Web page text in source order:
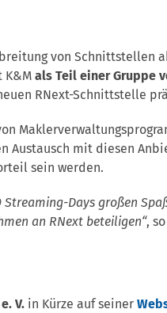
von
K&M als Teil einer Gruppe
RNext-Schnittstelle
Austausch mit diesen
sein werden.
Days großen
an RNext beteiligen“, so
V. in Kürze auf seiner